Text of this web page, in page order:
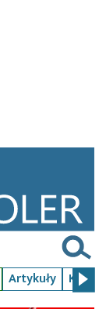
Artykuły Kursy